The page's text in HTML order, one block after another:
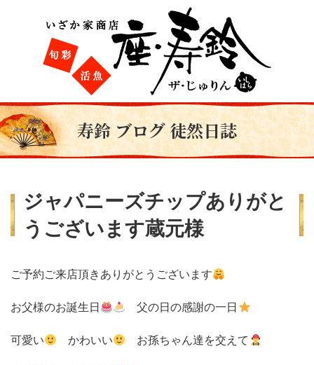
寿鈴 ブログ 徒然日誌
ジャパニーズチップありがと
うございます蔵元様
ご予約ご来店頂きありがとうございます
お父様のお誕生日 父の日の感謝の一日
可愛い かわいい お孫ちゃん達を交えて